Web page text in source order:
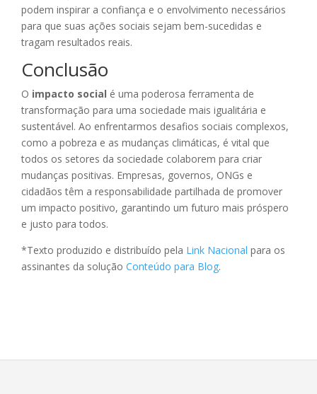
podem inspirar a confiança e o envolvimento necessários
para que suas ações sociais sejam bem-sucedidas e
tragam resultados reais.
Conclusão
O impacto social é uma poderosa ferramenta de
transformação para uma sociedade mais igualitária e
sustentável. Ao enfrentarmos desafios sociais complexos,
como a pobreza e as mudanças climáticas, é vital que
todos os setores da sociedade colaborem para criar
mudanças positivas. Empresas, governos, ONGs e
cidadãos têm a responsabilidade partilhada de promover
um impacto positivo, garantindo um futuro mais próspero
e justo para todos.
*Texto produzido e distribuído pela Link Nacional para os
assinantes da solução Conteúdo para Blog.